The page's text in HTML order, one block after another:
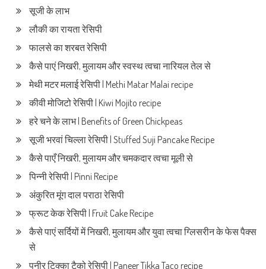
सूजी के लाभ
लौकी का रायता रेसिपी
फालसे का शरबत रेसिपी
कैसे पाएं निखरी, मुलायम और स्वस्थ त्वचा नारियल तेल से
मेथी मटर मलाई रेसिपी | Methi Matar Malai recipe
कीवी मोजिटो रेसिपी | Kiwi Mojito recipe
हरे चने के लाभ | Benefits of Green Chickpeas
सूजी भरवां चिल्ला रेसिपी | Stuffed Suji Pancake Recipe
कैसे पाएँ निखरी, मुलायम और चमकदार त्वचा मूली से
पिन्नी रेसिपी | Pinni Recipe
अंकुरित मूंग दाल पराठा रेसिपी
फ्रूट केक रेसिपी | Fruit Cake Recipe
कैसे पाएं सर्दियों में निखरी, मुलायम और युवा त्वचा ग्लिसरीन के फेस पैक्स
से
पनीर टिक्का टैको रेसिपी | Paneer Tikka Taco recipe